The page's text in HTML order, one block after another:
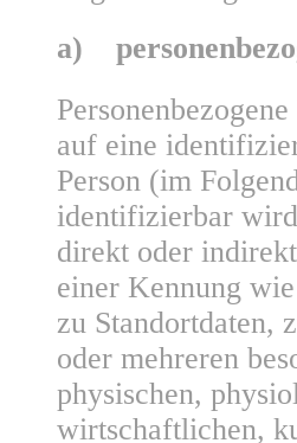
a)
auf eine
Person (im
identifizierbar
direkt oder
einer Kennung
zu Standortdaten,
oder mehreren
physischen,
wirtschaftlichen,